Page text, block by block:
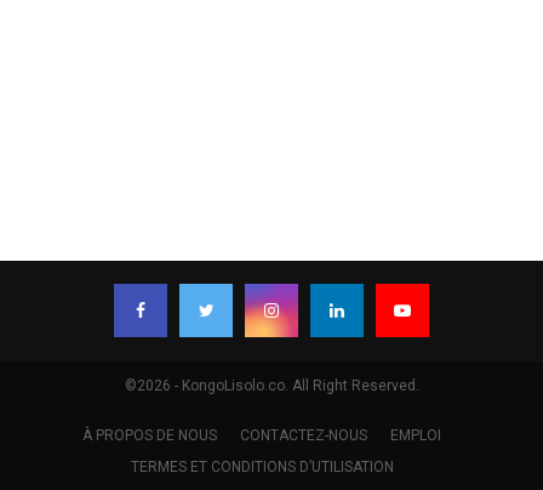
©2026 - KongoLisolo.co. All Right Reserved.
À PROPOS DE NOUS CONTACTEZ-NOUS
EMPLOI
TERMES ET CONDITIONS D’UTILISATION